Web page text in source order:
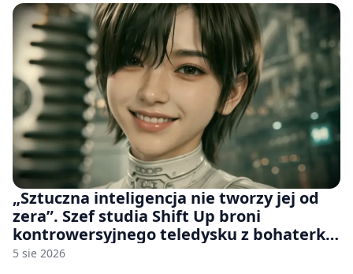
„Sztuczna inteligencja nie tworzy jej od
zera”. Szef studia Shift Up broni
kontrowersyjnego teledysku z bohaterką
Stellar Blade: Blood Rain
5 sie 2026